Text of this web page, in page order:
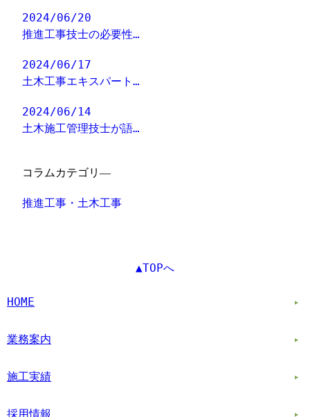
2024/06/20
推進工事技士の必要性…
2024/06/17
土木工事エキスパート…
2024/06/14
土木施工管理技士が語…
コラムカテゴリ―
推進工事・土木工事
▲TOPへ
HOME
業務案内
施工実績
採用情報